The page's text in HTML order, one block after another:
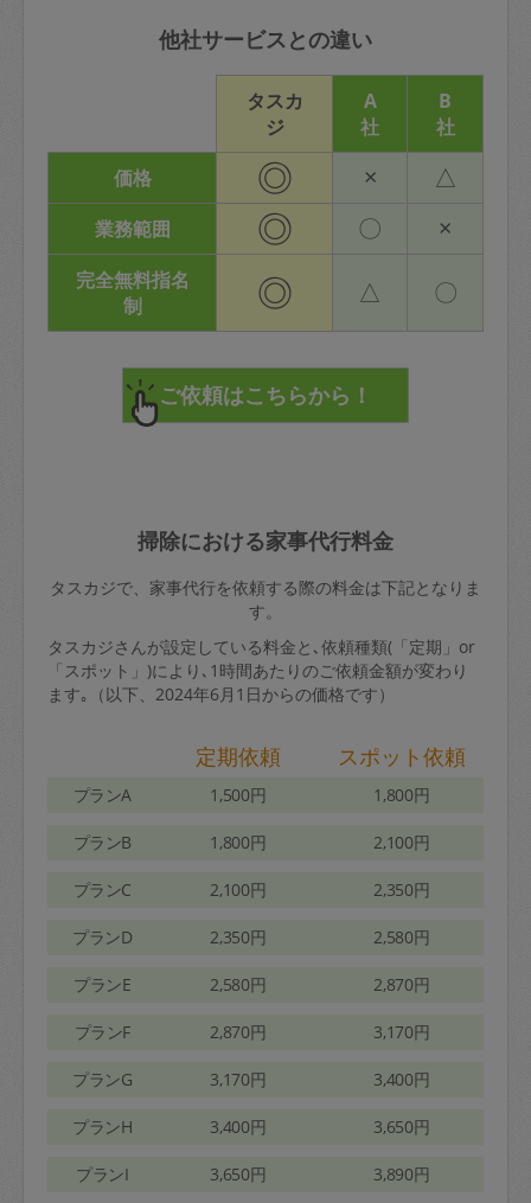
他社サービスとの違い
タスカ
ジ
A
社
B
社
価格
◎ × △
業務範囲 ◎ 〇 ×
完全無料指名
制
◎ △ 〇
掃除における家事代行料金
タスカジで、家事代行を依頼する際の料金は下記となりま
す。
タスカジさんが設定している料金と､依頼種類(「定期」or
「スポット」)により､1時間あたりのご依頼金額が変わり
ます｡（以下、2024年6月1日からの価格です）
定期依頼 スポット依頼
プランA 1,500円 1,800円
プランB 1,800円 2,100円
プランC 2,100円 2,350円
プランD 2,350円 2,580円
プランE 2,580円 2,870円
プランF 2,870円 3,170円
プランG 3,170円 3,400円
プランH 3,400円 3,650円
プランI 3,650円 3,890円